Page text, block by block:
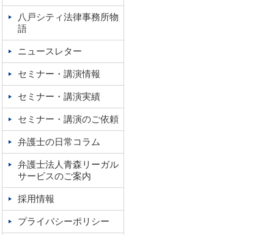
八戸シティ法律事務所物
語
ニュースレター
セミナー・講演情報
セミナー・講演実績
セミナー・講演のご依頼
弁護士の日常コラム
弁護士法人青森リーガル
サービスのご案内
採用情報
プライバシーポリシー